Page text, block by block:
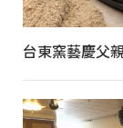
台東窯藝慶父